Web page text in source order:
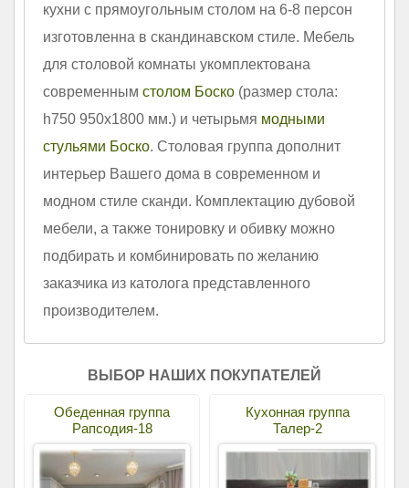
кухни с прямоугольным столом на 6-8 персон
изготовленна в скандинавском стиле. Мебель
для столовой комнаты укомплектована
современным столом Боско (размер стола:
h750 950х1800 мм.) и четырьмя модными
стульями Боско. Столовая группа дополнит
интерьер Вашего дома в современном и
модном стиле сканди. Комплектацию дубовой
мебели, а также тонировку и обивку можно
подбирать и комбинировать по желанию
заказчика из католога представленного
производителем.
ВЫБОР НАШИХ ПОКУПАТЕЛЕЙ
Обеденная группа
Рапсодия-18
Кухонная группа
Талер-2